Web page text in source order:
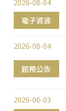
電子資源
2026-08-04
館務公告
2026-08-04
2026-06-03